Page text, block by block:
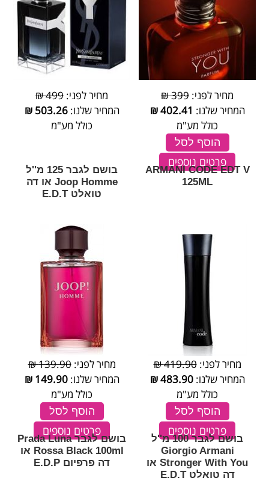
מחיר לפני: 399 ₪
המחיר שלנו: 402.41
₪
כולל מע"מ
הוסף לסל
פרטים נוספים
מחיר לפני: 499 ₪
המחיר שלנו:503.26
₪
כולל מע"מ
ARMANI CODE EDT V
125ML
מחיר לפני:419.90 ₪
המחיר שלנו:483.90
₪
כולל מע"מ
הוסף לסל
פרטים נוספים
בושם לגבר 125 מ''ל
Joop Homme או דה
טואלט E.D.T
מחיר לפני:139.90 ₪
המחיר שלנו:149.90
₪
כולל מע"מ
הוסף לסל
פרטים נוספים
בושם לגבר 100 מ''ל
Giorgio Armani
Stronger With You או
דה טואלט E.D.T
בושם לגבר Prada Luna
Rossa Black 100ml או
דה פרפיום E.D.P